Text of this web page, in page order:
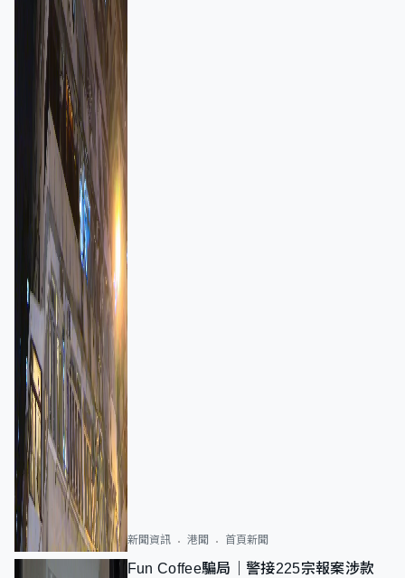
新聞資訊 港聞 首頁新聞
Fun Coffee騙局｜警接225宗報案涉款